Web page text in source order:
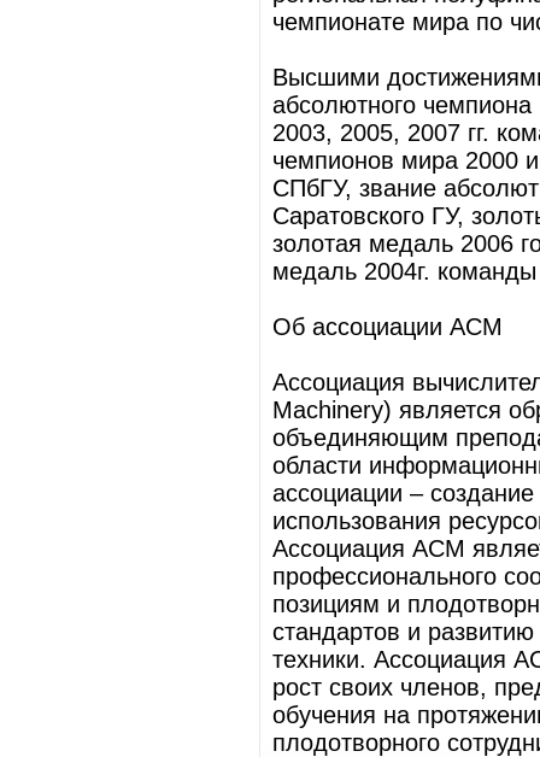
чемпионате мира по
Высшими
абсолютного
2003, 2005, 2007 гг.
чемпионов мира 2000
СПбГУ, звание
Саратовского ГУ,
золотая медаль 2006
медаль 2004г.
Об ассоциации ACM
Ассоциация
Machinery) является
объединяющим
области
ассоциации –
использования
Ассоциация ACM
профессионального
позициям и
стандартов и
техники. Ассоциация
рост своих членов,
обучения на
плодотворного